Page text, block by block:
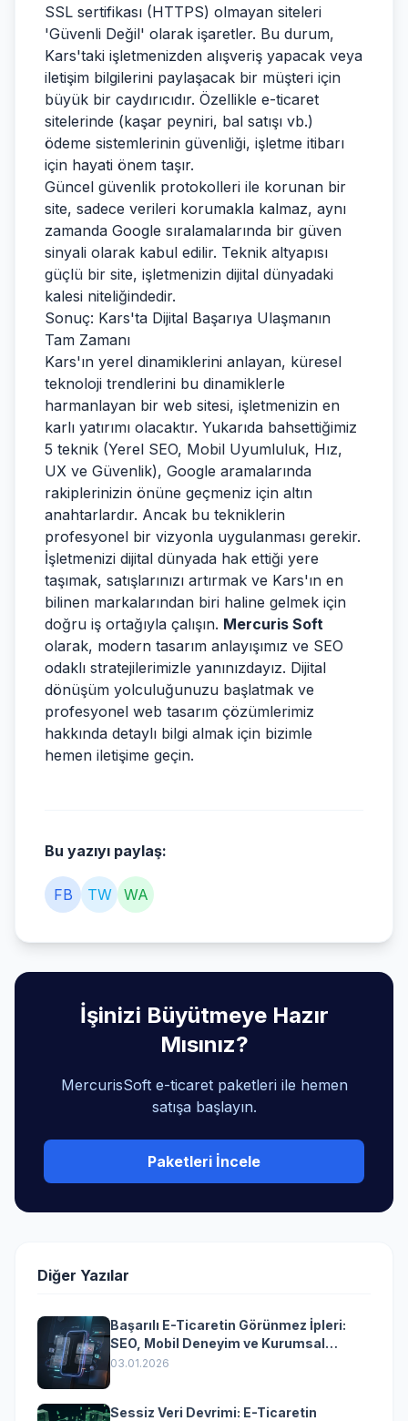
SSL sertifikası (HTTPS) olmayan siteleri
'Güvenli Değil' olarak işaretler. Bu durum,
Kars'taki işletmenizden alışveriş yapacak veya
iletişim bilgilerini paylaşacak bir müşteri için
büyük bir caydırıcıdır. Özellikle e-ticaret
sitelerinde (kaşar peyniri, bal satışı vb.)
ödeme sistemlerinin güvenliği, işletme itibarı
için hayati önem taşır.
Güncel güvenlik protokolleri ile korunan bir
site, sadece verileri korumakla kalmaz, aynı
zamanda Google sıralamalarında bir güven
sinyali olarak kabul edilir. Teknik altyapısı
güçlü bir site, işletmenizin dijital dünyadaki
kalesi niteliğindedir.
Sonuç: Kars'ta Dijital Başarıya Ulaşmanın
Tam Zamanı
Kars'ın yerel dinamiklerini anlayan, küresel
teknoloji trendlerini bu dinamiklerle
harmanlayan bir web sitesi, işletmenizin en
karlı yatırımı olacaktır. Yukarıda bahsettiğimiz
5 teknik (Yerel SEO, Mobil Uyumluluk, Hız,
UX ve Güvenlik), Google aramalarında
rakiplerinizin önüne geçmeniz için altın
anahtarlardır. Ancak bu tekniklerin
profesyonel bir vizyonla uygulanması gerekir.
İşletmenizi dijital dünyada hak ettiği yere
taşımak, satışlarınızı artırmak ve Kars'ın en
bilinen markalarından biri haline gelmek için
doğru iş ortağıyla çalışın. Mercuris Soft
olarak, modern tasarım anlayışımız ve SEO
odaklı stratejilerimizle yanınızdayız. Dijital
dönüşüm yolculuğunuzu başlatmak ve
profesyonel web tasarım çözümlerimiz
hakkında detaylı bilgi almak için bizimle
hemen iletişime geçin.
Bu yazıyı paylaş:
FB TW WA
İşinizi Büyütmeye Hazır
Mısınız?
MercurisSoft e-ticaret paketleri ile hemen
satışa başlayın.
Paketleri İncele
Diğer Yazılar
Başarılı E-Ticaretin Görünmez İpleri:
SEO, Mobil Deneyim ve Kurumsal
Yazılımın Kazandıran Senkronizasyonu
03.01.2026
Sessiz Veri Devrimi: E-Ticaretin